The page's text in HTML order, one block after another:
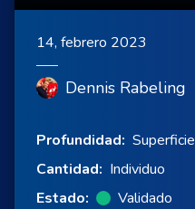
14, febrero 2023
Dennis Rabeling
Profundidad: Superficie
Cantidad: Individuo
Estado:
Validado